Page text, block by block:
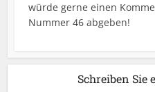
würde gerne einen
Nummer 46 abgeben!
Schreiben Sie